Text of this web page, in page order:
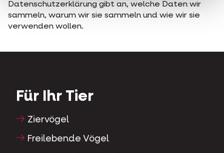
Datenschutzerklärung gibt an, welche Daten wir
sammeln, warum wir sie sammeln und wie wir sie
verwenden wollen.
Für Ihr Tier
Ziervögel
Freilebende Vögel